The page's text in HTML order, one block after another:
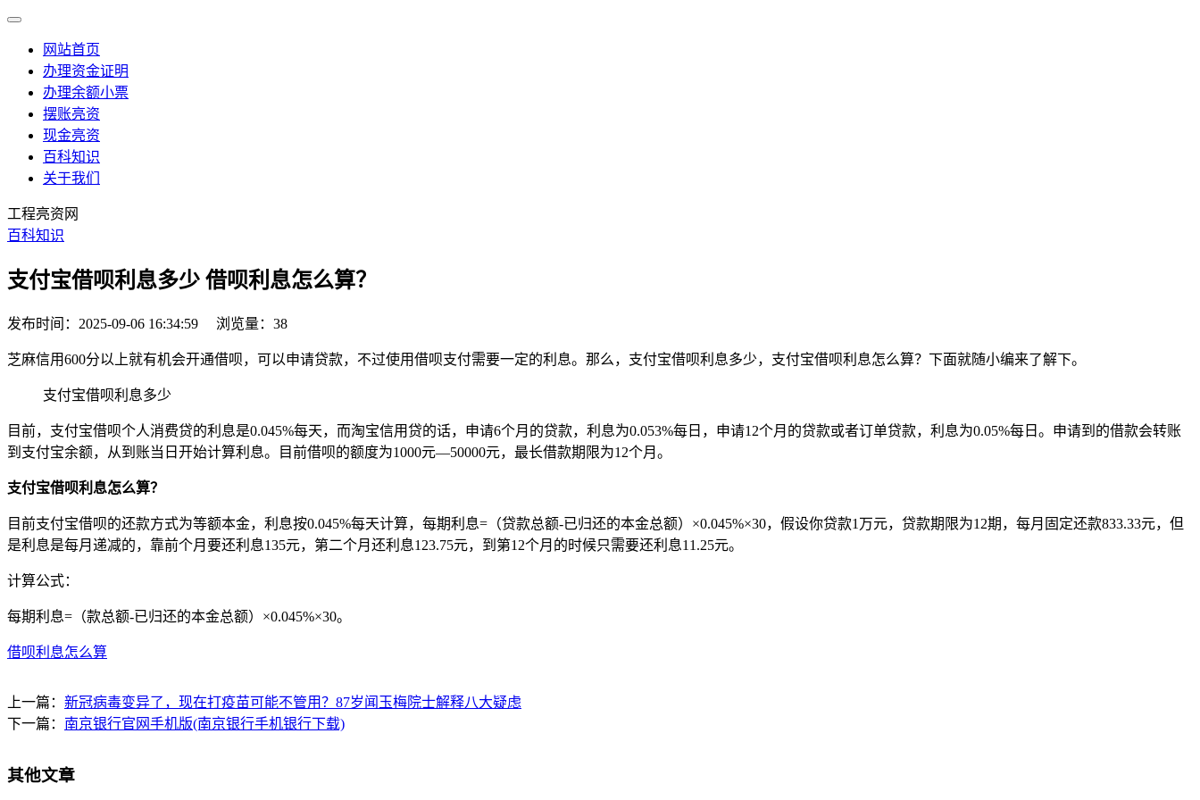
网站首页
办理资金证明
办理余额小票
摆账亮资
现金亮资
百科知识
关于我们
工程亮资网
百科知识
支付宝借呗利息多少 借呗利息怎么算？
发布时间：2025-09-06 16:34:59 浏览量：38
芝麻信用600分以上就有机会开通借呗，可以申请贷款，不过使用借呗支付需要一定的利息。那么，支付宝借呗利息多少，支付宝借呗利息怎么算？下面就随小编来了解下。
支付宝借呗利息多少
目前，支付宝借呗个人消费贷的利息是0.045%每天，而淘宝信用贷的话，申请6个月的贷款，利息为0.053%每日，申请12个月的贷款或者订单贷款，利息为0.05%每日。申请到的借款会转账
到支付宝余额，从到账当日开始计算利息。目前借呗的额度为1000元—50000元，最长借款期限为12个月。
支付宝借呗利息怎么算？
目前支付宝借呗的还款方式为等额本金，利息按0.045%每天计算，每期利息=（贷款总额-已归还的本金总额）×0.045%×30，假设你贷款1万元，贷款期限为12期，每月固定还款833.33元，但
是利息是每月递减的，靠前个月要还利息135元，第二个月还利息123.75元，到第12个月的时候只需要还利息11.25元。
计算公式：
每期利息=（款总额-已归还的本金总额）×0.045%×30。
借呗利息怎么算
上一篇： 新冠病毒变异了，现在打疫苗可能不管用？87岁闻玉梅院士解释八大疑虑
下一篇： 南京银行官网手机版(南京银行手机银行下载)
其他文章